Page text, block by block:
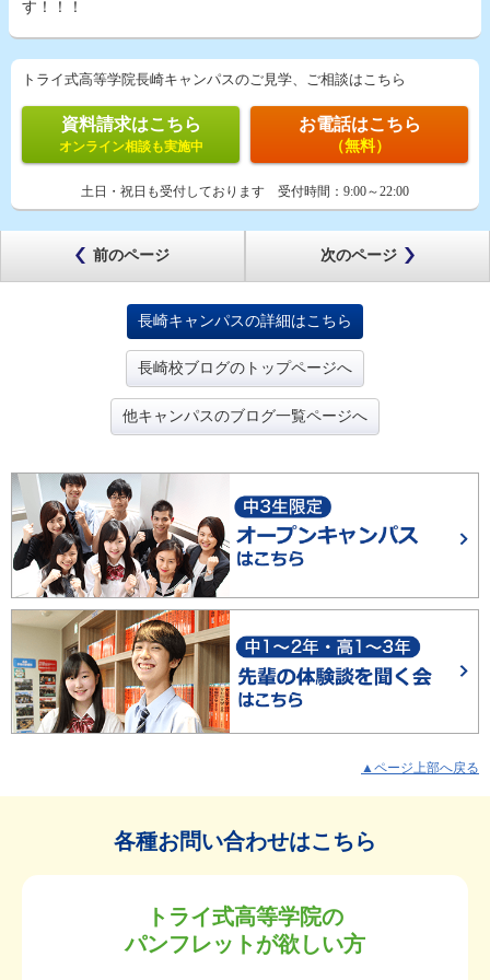
す！！！
トライ式高等学院長崎キャンパスのご見学、ご相談はこちら
資料請求はこちら
オンライン相談も実施中
お電話はこちら
（無料）
土日・祝日も受付しております 受付時間： 9:00～22:00
前のページ 次のページ
長崎キャンパスの詳細はこちら
長崎校ブログのトップページへ
他キャンパスのブログ一覧ページへ
▲ページ上部へ戻る
各種お問い合わせはこちら
トライ式高等学院の
パンフレットが欲しい方